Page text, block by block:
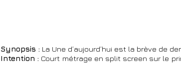
Synopsis : La Une d’aujourd’hui est la brève de
Intention : Court métrage en split screen sur le